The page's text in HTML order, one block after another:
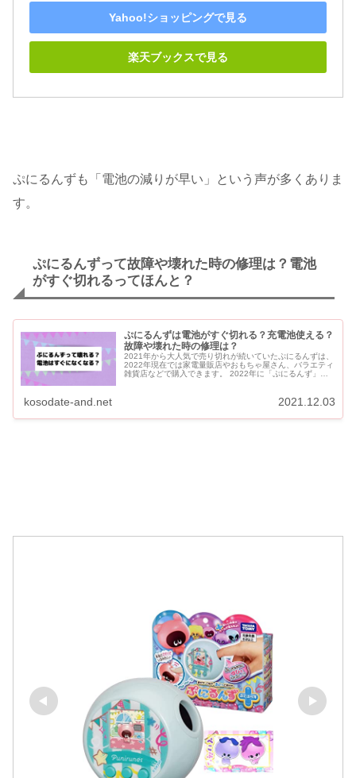
Yahoo!ショッピングで見る
楽天ブックスで見る
ぷにるんずも「電池の減りが早い」という声が多くありま
す。
ぷにるんずって故障や壊れた時の修理は？電池
がすぐ切れるってほんと？
ぷにるんずは電池がすぐ切れる？充電池使える？
故障や壊れた時の修理は？
2021年から大人気で売り切れが続いていたぷにるんずは、
2022年現在では家電量販店やおもちゃ屋さん、バラエティ
雑貨店などで購入できます。 2022年に「ぷにるんず」が
kosodate-and.net 2021.12.03